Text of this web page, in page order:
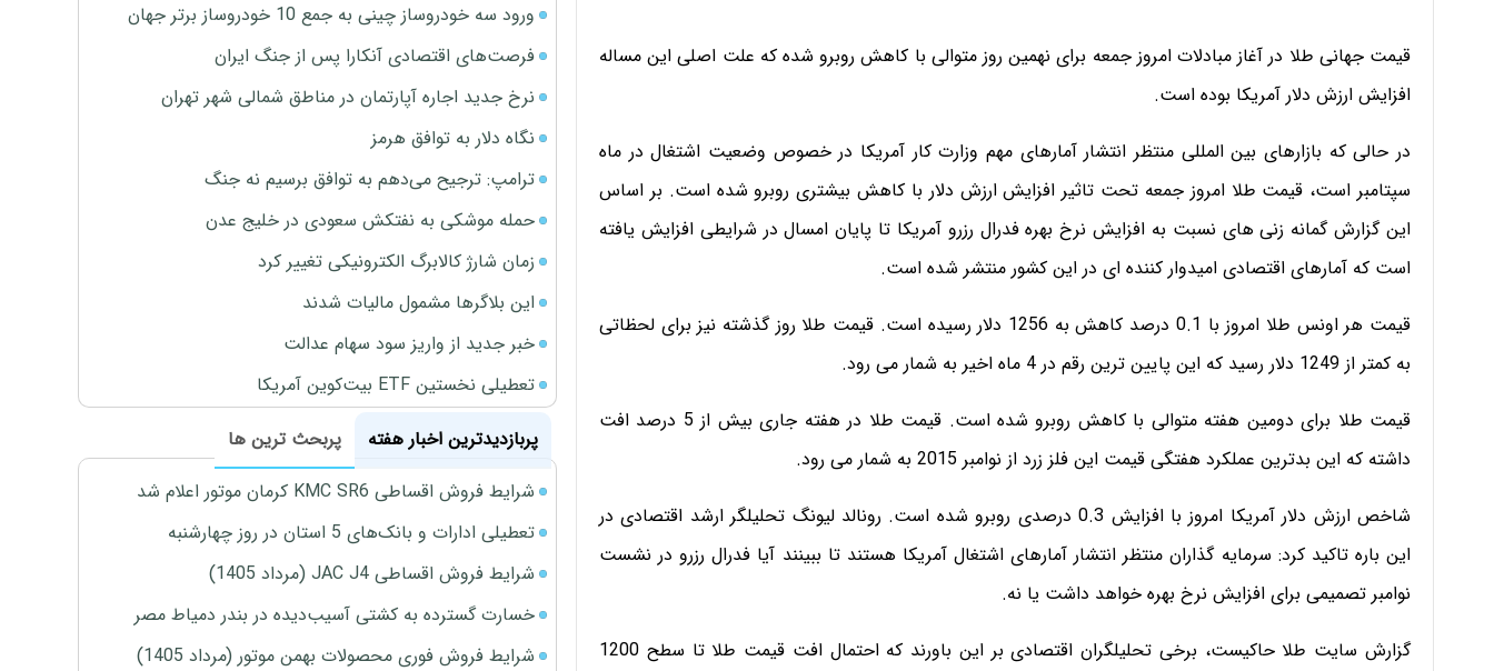
قیمت جهانی طلا در آغاز مبادلات امروز جمعه برای نهمین روز متوالی با کاهش روبرو شده که علت اصلی این مساله
افزایش ارزش دلار آمریکا بوده است.
در حالی که بازارهای بین المللی منتظر انتشار آمارهای مهم وزارت کار آمریکا در خصوص وضعیت اشتغال در ماه
سپتامبر است، قیمت طلا امروز جمعه تحت تاثیر افزایش ارزش دلار با کاهش بیشتری روبرو شده است. بر اساس
این گزارش گمانه زنی های نسبت به افزایش نرخ بهره فدرال رزرو آمریکا تا پایان امسال در شرایطی افزایش یافته
است که آمارهای اقتصادی امیدوار کننده ای در این کشور منتشر شده است.
قیمت هر اونس طلا امروز با 0.1 درصد کاهش به 1256 دلار رسیده است. قیمت طلا روز گذشته نیز برای لحظاتی
به کمتر از 1249 دلار رسید که این پایین ترین رقم در 4 ماه اخیر به شمار می رود.
قیمت طلا برای دومین هفته متوالی با کاهش روبرو شده است. قیمت طلا در هفته جاری بیش از 5 درصد افت
داشته که این بدترین عملکرد هفتگی قیمت این فلز زرد از نوامبر 2015 به شمار می رود.
شاخص ارزش دلار آمریکا امروز با افزایش 0.3 درصدی روبرو شده است. رونالد لیونگ تحلیلگر ارشد اقتصادی در
این باره تاکید کرد: سرمایه گذاران منتظر انتشار آمارهای اشتغال آمریکا هستند تا ببینند آیا فدرال رزرو در نشست
نوامبر تصمیمی برای افزایش نرخ بهره خواهد داشت یا نه.
گزارش سایت طلا حاکیست، برخی تحلیلگران اقتصادی بر این باورند که احتمال افت قیمت طلا تا سطح 1200
ورود سه خودروساز چینی به جمع 10 خودروساز برتر جهان
فرصت‌های اقتصادی آنکارا پس از جنگ ایران
نرخ جدید اجاره آپارتمان در مناطق شمالی شهر تهران
نگاه دلار به توافق هرمز
ترامپ: ترجیح می‌دهم به توافق برسیم نه جنگ
حمله موشکی به نفتکش سعودی در خلیج عدن
زمان شارژ کالابرگ الکترونیکی تغییر کرد
این بلاگرها مشمول مالیات شدند
خبر جدید از واریز سود سهام عدالت
تعطیلی نخستین ETF بیت‌کوین آمریکا
پربازدیدترین اخبار هفته
پربحث ترین ها
شرایط فروش اقساطی KMC SR6 کرمان موتور اعلام شد
تعطیلی ادارات و بانک‌های 5 استان در روز چهارشنبه
شرایط فروش اقساطی JAC J4 (مرداد 1405)
خسارت گسترده به کشتی آسیب‌دیده در بندر دمیاط مصر
شرایط فروش فوری محصولات بهمن موتور (مرداد 1405)